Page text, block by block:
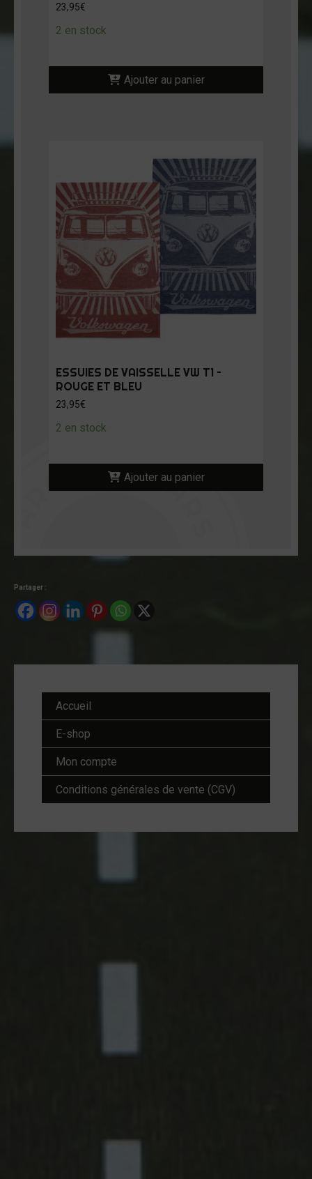
23,95€
2 en stock
Ajouter au panier
ESSUIES DE VAISSELLE VW T1 –
ROUGE ET BLEU
23,95€
2 en stock
Ajouter au panier
Partager :
Accueil
E-shop
Mon compte
Conditions générales de vente (CGV)